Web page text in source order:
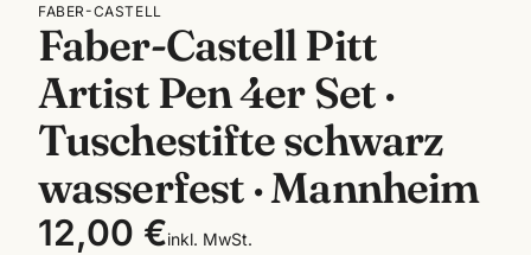
FABER-CASTELL
Faber-Castell Pitt
Artist Pen 4er Set ·
Tuschestifte schwarz
wasserfest · Mannheim
12,00 €inkl. MwSt.